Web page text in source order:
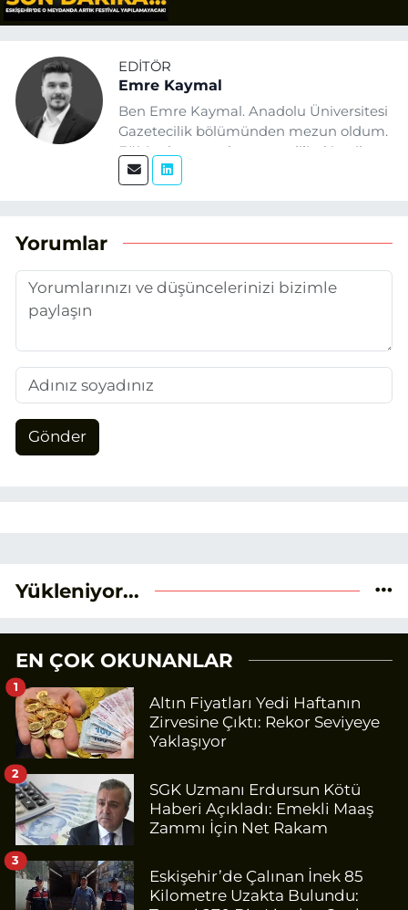
EDITÖR
Emre Kaymal
Ben Emre Kaymal. Anadolu Üniversitesi
Gazetecilik bölümünden mezun oldum.
Eğitim hayatım boyunca dijital içerik
üretimi ve arama motoru
temel alıyorum.
Yorumlar
Gönder
Yükleniyor...
EN ÇOK OKUNANLAR
Altın Fiyatları Yedi Haftanın
Zirvesine Çıktı: Rekor Seviyeye
Yaklaşıyor
1
SGK Uzmanı Erdursun Kötü
Haberi Açıkladı: Emekli Maaş
Zammı İçin Net Rakam
2
Eskişehir’de Çalınan İnek 85
Kilometre Uzakta Bulundu:
3